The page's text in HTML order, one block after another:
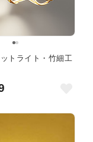
トライト・竹細工